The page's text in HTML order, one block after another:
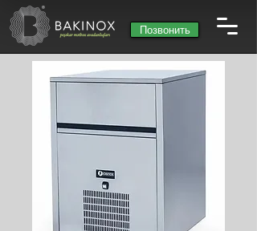
Позвонить